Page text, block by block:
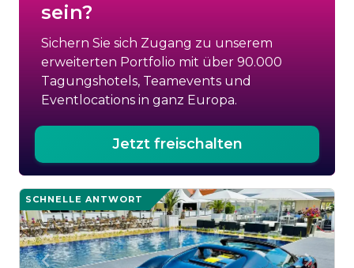
sein?
Sichern Sie sich Zugang zu unserem
erweiterten Portfolio mit über 90.000
Tagungshotels, Teamevents und
Eventlocations in ganz Europa.
Jetzt freischalten
SCHNELLE ANTWORT